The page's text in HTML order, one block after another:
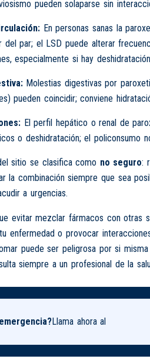
pueden solaparse sin
En personas sanas la
del par; el LSD puede alterar
especialmente si hay
Molestias digestivas por
pueden coincidir; conviene
El perfil hepático o renal de
o deshidratación; el policonsumo
sitio se clasifica como no seguro:
la combinación siempre que sea
a urgencias.
evitar mezclar fármacos con otras
enfermedad o provocar
puede ser peligrosa por si
siempre a un profesional de la
Llama ahora al